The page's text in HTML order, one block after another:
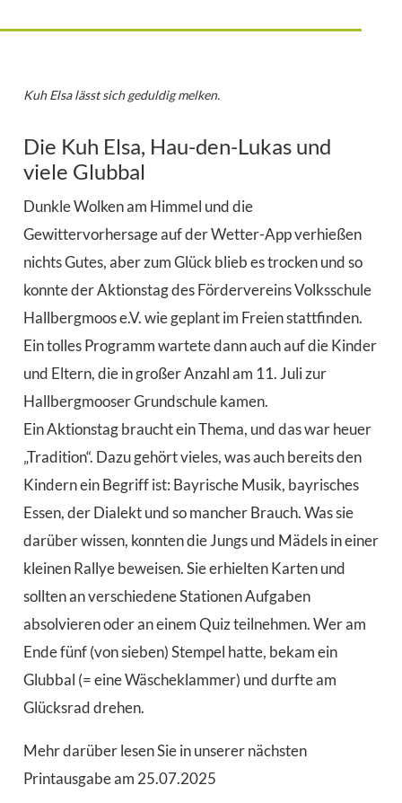
Kuh Elsa lässt sich geduldig melken.
Die Kuh Elsa, Hau-den-Lukas und
viele Glubbal
Dunkle Wolken am Himmel und die
Gewittervorhersage auf der Wetter-App verhießen
nichts Gutes, aber zum Glück blieb es trocken und so
konnte der Aktionstag des Fördervereins Volksschule
Hallbergmoos e.V. wie geplant im Freien stattfinden.
Ein tolles Programm wartete dann auch auf die Kinder
und Eltern, die in großer Anzahl am 11. Juli zur
Hallbergmooser Grundschule kamen.
Ein Aktionstag braucht ein Thema, und das war heuer
„Tradition“. Dazu gehört vieles, was auch bereits den
Kindern ein Begriff ist: Bayrische Musik, bayrisches
Essen, der Dialekt und so mancher Brauch. Was sie
darüber wissen, konnten die Jungs und Mädels in einer
kleinen Rallye beweisen. Sie erhielten Karten und
sollten an verschiedene Stationen Aufgaben
absolvieren oder an einem Quiz teilnehmen. Wer am
Ende fünf (von sieben) Stempel hatte, bekam ein
Glubbal (= eine Wäscheklammer) und durfte am
Glücksrad drehen.
Mehr darüber lesen Sie in unserer nächsten
Printausgabe am 25.07.2025